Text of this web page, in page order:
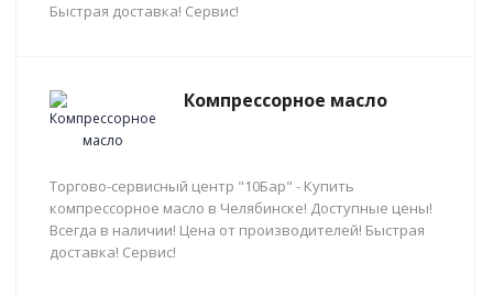
Быстрая доставка! Сервис!
Компрессорное масло
Торгово-сервисный центр "10Бар" - Купить
компрессорное масло в Челябинске! Доступные цены!
Всегда в наличии! Цена от производителей! Быстрая
доставка! Сервис!